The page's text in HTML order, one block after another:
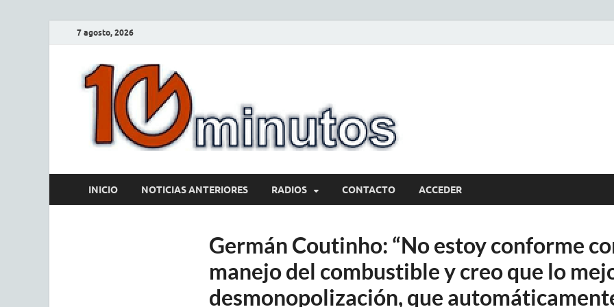
7 agosto, 2026
INICIO NOTICIAS ANTERIORES RADIOS CONTACTO ACCEDER
Germán Coutinho: “No estoy conforme
manejo del combustible y creo que lo
desmonopolización, que